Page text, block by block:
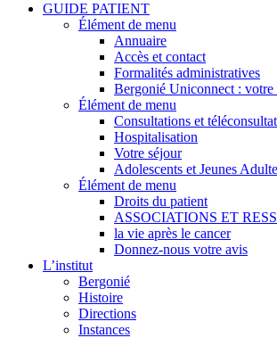
GUIDE PATIENT
Élément de menu
Annuaire
Accès et contact
Formalités administratives
Bergonié Uniconnect : votre
Élément de menu
Consultations et
Hospitalisation
Votre séjour
Adolescents et Jeunes
Élément de menu
Droits du patient
ASSOCIATIONS ET
la vie après le cancer
Donnez-nous votre avis
L’institut
Bergonié
Histoire
Directions
Instances